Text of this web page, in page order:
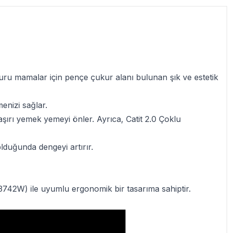
mamalar için pençe çukur alanı bulunan şık ve estetik
sağlar.
yemek yemeyi önler. Ayrıca, Catit 2.0 Çoklu
dengeyi artırır.
ile uyumlu ergonomik bir tasarıma sahiptir.